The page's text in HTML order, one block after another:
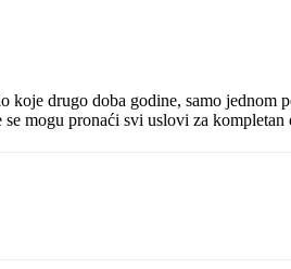
drugo doba godine, samo jednom
mogu pronaći svi uslovi za